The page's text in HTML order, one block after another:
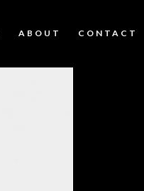
ABOUT CONTACT